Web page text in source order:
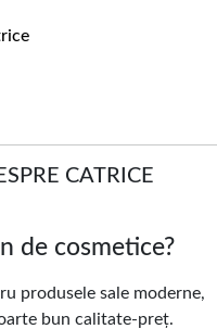
CATRICE
de cosmetice?
produsele sale moderne,
bun calitate-preț.